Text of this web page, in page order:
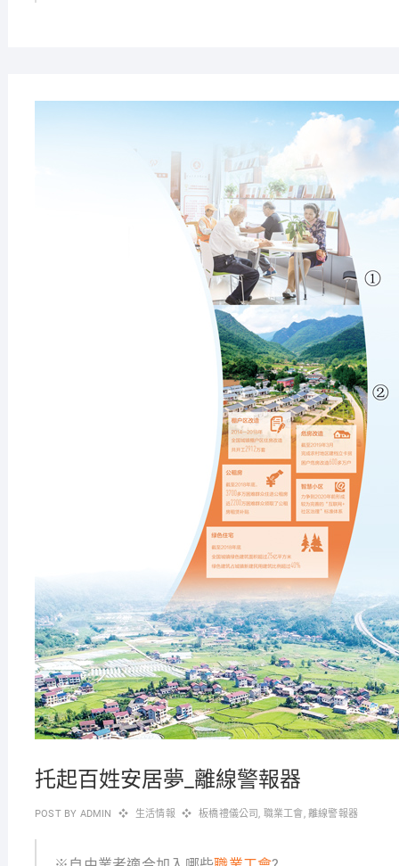
托起百姓安居夢_離線警報器
POST BY ADMIN 生活情報 板橋禮儀公司, 職業工會,離線警報器